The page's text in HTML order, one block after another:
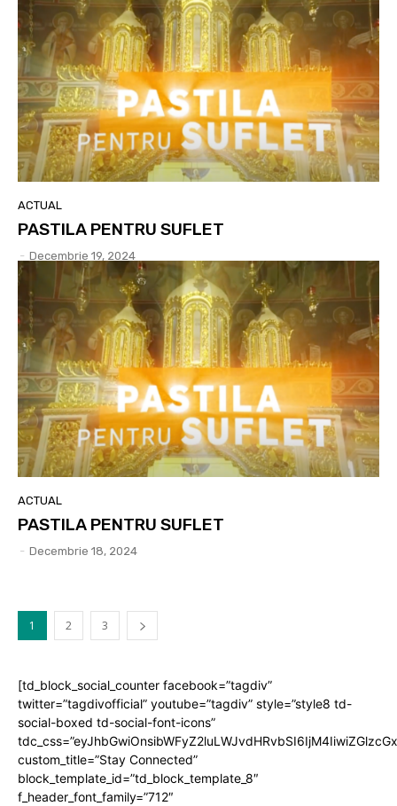
ACTUAL
PASTILA PENTRU SUFLET
- Decembrie 19, 2024
ACTUAL
PASTILA PENTRU SUFLET
- Decembrie 18, 2024
1 2 3
[td_block_social_counter facebook=”tagdiv”
twitter=”tagdivofficial” youtube=”tagdiv” style=”style8 td-
social-boxed td-social-font-icons”
custom_title=”Stay Connected”
block_template_id=”td_block_template_8″
f_header_font_family=”712″